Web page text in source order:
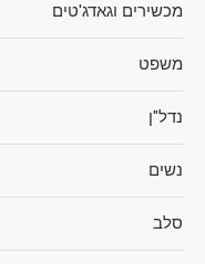
מכשירים וגאדג'טים
משפט
נדל"ן
נשים
סלב